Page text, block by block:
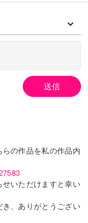
送信
の作品を私の作品内
いただけますと幸い
、ありがとうござい